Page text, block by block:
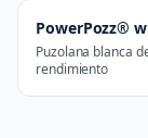
PowerPozz®
Puzolana blanca
rendimiento